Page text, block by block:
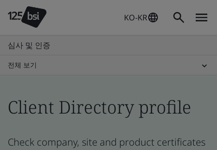
KO-KR
심사 및 인증
전체 보기
Client Directory profile
Check company, site and product certificates